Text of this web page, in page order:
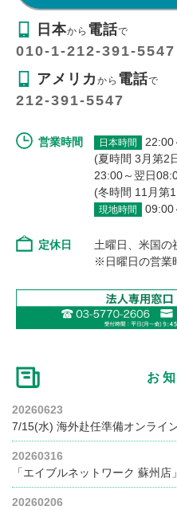
日本から 電話で
010-1-212-391-5547
アメリカから 電話で
212-391-5547
営業時間 日本時間
22:00
(夏時間 3月第2
23:00～翌日
(冬時間 11月第
現地時間 09:00
定休日
土曜日、米国の
※日曜日の営業
お
20260623
7/15(水) 海外赴任準備オンライ
20260316
「エイブルネットワーク 蘇州店
20260206